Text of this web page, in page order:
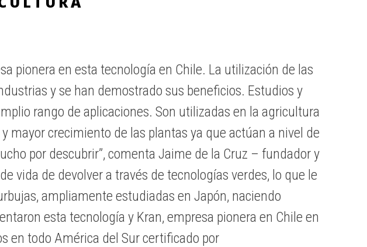
pionera en esta tecnología en Chile. La utilización de las
y se han demostrado sus beneficios. Estudios y
rango de aplicaciones. Son utilizadas en la agricultura
crecimiento de las plantas ya que actúan a nivel de
por descubrir”, comenta Jaime de la Cruz – fundador y
vida de devolver a través de tecnologías verdes, lo que le
ampliamente estudiadas en Japón, naciendo
esta tecnología y Kran, empresa pionera en Chile en
en todo América del Sur certificado por